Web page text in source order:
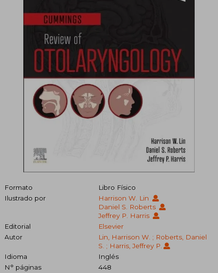
Formato
Libro Físico
Ilustrado por
Harrison W. Lin
Daniel S. Roberts
Jeffrey P. Harris
Editorial
Elsevier
Autor
Lin, Harrison W. ; Roberts, Daniel
S. ; Harris, Jeffrey P.
Idioma
Inglés
N° páginas
448